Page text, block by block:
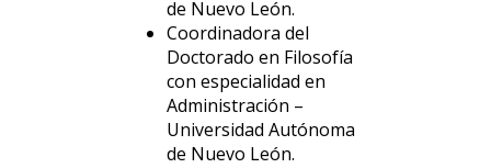
de Nuevo León.
Coordinadora del
Doctorado en Filosofía
con especialidad en
Administración –
Universidad Autónoma
de Nuevo León.